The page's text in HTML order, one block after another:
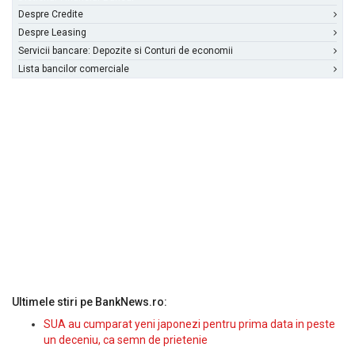
Despre Credite
Despre Leasing
Servicii bancare: Depozite si Conturi de economii
Lista bancilor comerciale
Ultimele stiri pe BankNews.ro:
SUA au cumparat yeni japonezi pentru prima data in peste
un deceniu, ca semn de prietenie